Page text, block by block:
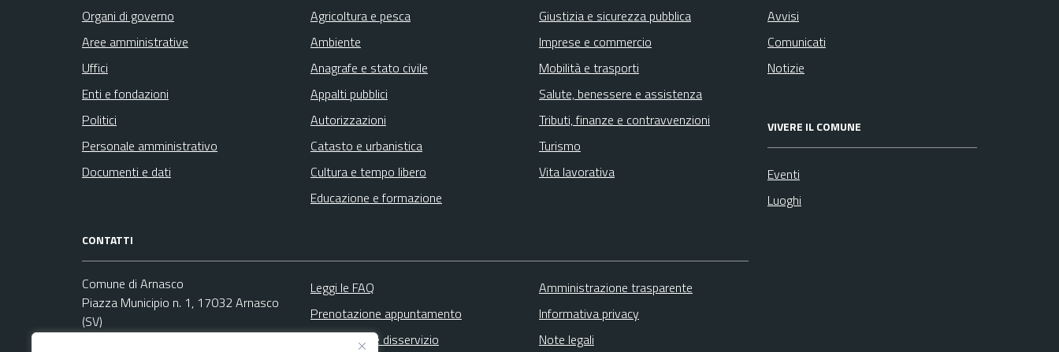
Organi di governo
Aree amministrative
Uffici
Enti e fondazioni
Politici
Personale amministrativo
Documenti e dati
Agricoltura e pesca
Ambiente
Anagrafe e stato civile
Appalti pubblici
Autorizzazioni
Catasto e urbanistica
Cultura e tempo libero
Educazione e formazione
Giustizia e sicurezza pubblica
Imprese e commercio
Mobilità e trasporti
Salute, benessere e assistenza
Tributi, finanze e contravvenzioni
Turismo
Vita lavorativa
Avvisi
Comunicati
Notizie
VIVERE IL COMUNE
Eventi
Luoghi
CONTATTI
Comune di Arnasco
Piazza Municipio n. 1, 17032 Arnasco
(SV)
Leggi le FAQ
Prenotazione appuntamento
Segnalazione disservizio
Amministrazione trasparente
Informativa privacy
Note legali